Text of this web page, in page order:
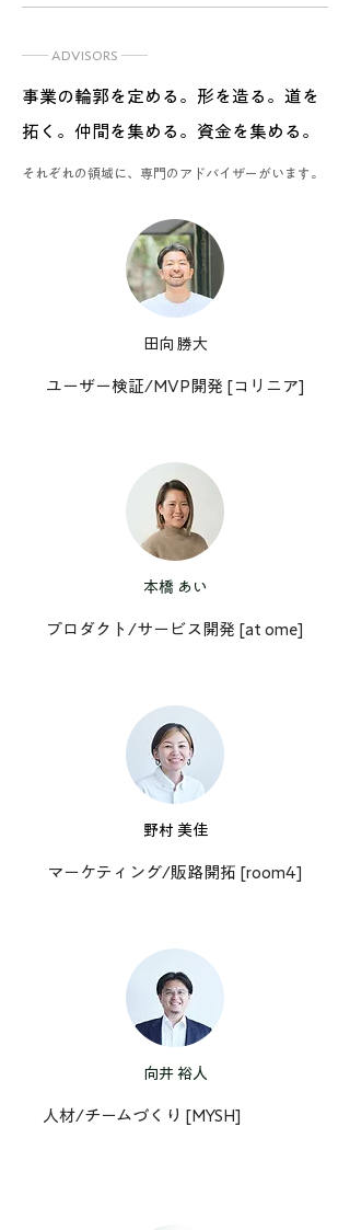
── ADVISORS ──
事業の輪郭を定める。形を造る。道を
拓く。仲間を集める。資金を集める。
それぞれの領域に、専門のアドバイザーがいます。
田向 勝大
ユーザー検証/MVP開発 [コリニア]
本橋 あい
プロダクト/サービス開発 [at ome]
​野村 美佳
マーケティング/販路開拓 [room4]
向井 裕人
人材/チームづくり [MYSH]